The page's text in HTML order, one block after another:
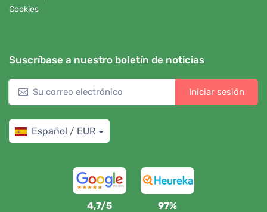
Cookies
Suscríbase a nuestro boletín de noticias
Iniciar sesión
Español / EUR
4,7/5 97%